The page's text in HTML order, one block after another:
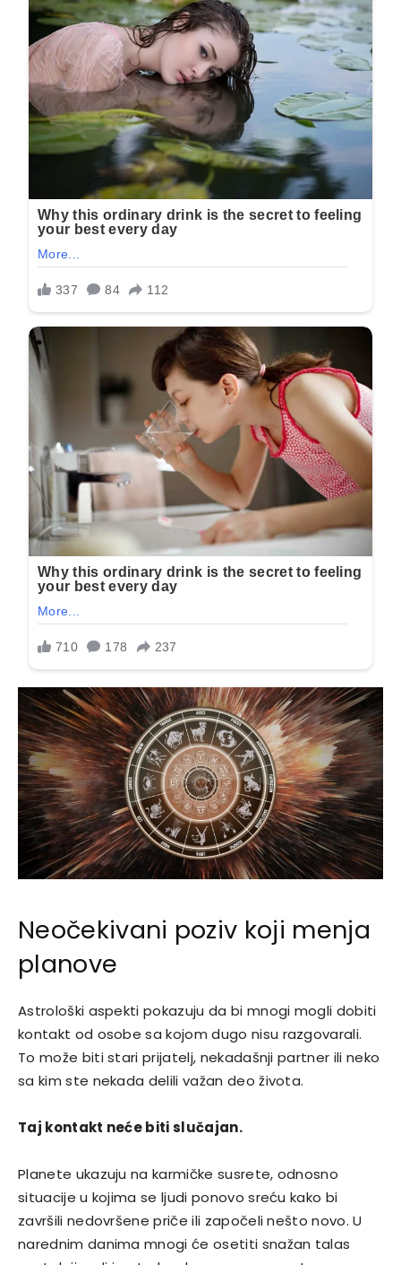
Neočekivani poziv koji menja
planove
Astrološki aspekti pokazuju da bi mnogi mogli dobiti
kontakt od osobe sa kojom dugo nisu razgovarali.
To može biti stari prijatelj, nekadašnji partner ili neko
sa kim ste nekada delili važan deo života.
Taj kontakt neće biti slučajan.
Planete ukazuju na karmičke susrete, odnosno
situacije u kojima se ljudi ponovo sreću kako bi
završili nedovršene priče ili započeli nešto novo. U
narednim danima mnogi će osetiti snažan talas